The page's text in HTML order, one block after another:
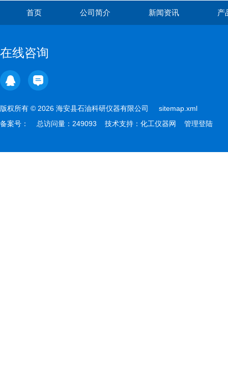
首页 公司简介 新闻资讯 产
在线咨询
版权所有 © 2026 海安县石油科研仪器有限公司 sitemap.xml
备案号：
总访问量：249093 技术支持： 化工仪器网 管理登陆